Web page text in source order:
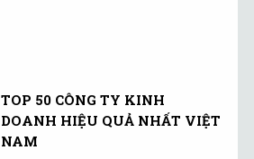
TOP 50 CÔNG TY KINH
DOANH HIỆU QUẢ NHẤT VIỆT
NAM